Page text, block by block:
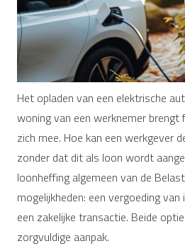
Het opladen van een elektrische
woning van een werknemer brengt
zich mee. Hoe kan een werkgever
zonder dat dit als loon wordt
loonheffing algemeen van de
mogelijkheden: een vergoeding
een zakelijke transactie. Beide
zorgvuldige aanpak.